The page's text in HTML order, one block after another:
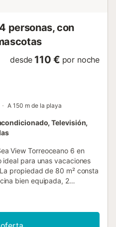
personas, con
desde 110 € por noche
A 150 m de la playa
Televisión,
View Torreoceano 6 en
ideal para unas vacaciones
propiedad de 80 m² consta
bien equipada, 2
incluyen Wi-Fi de alta
aire acondicionado y
este alojamiento es su